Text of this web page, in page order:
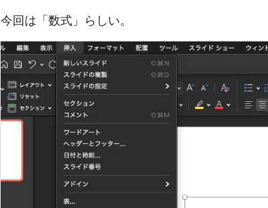
今回は「数式」らしい。